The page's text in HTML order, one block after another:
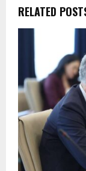
RELATED